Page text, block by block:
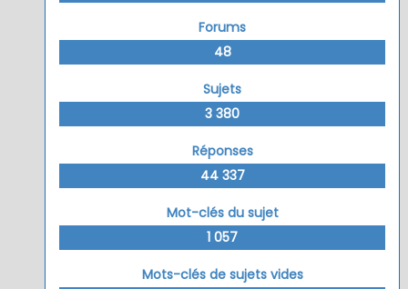
Forums
48
Sujets
3 380
Réponses
44 337
Mot-clés du sujet
1 057
Mots-clés de sujets vides